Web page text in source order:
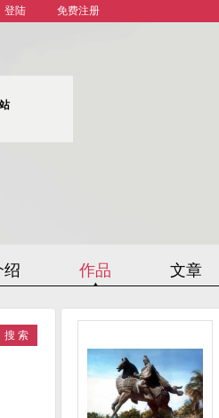
登陆 免费注册
绍 作品 文章